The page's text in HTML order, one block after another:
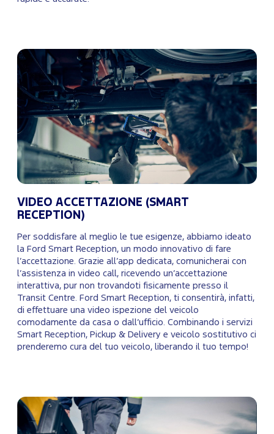
VIDEO ACCETTAZIONE (SMART
RECEPTION)
Per soddisfare al meglio le tue esigenze, abbiamo ideato
la Ford Smart Reception, un modo innovativo di fare
l’accettazione. Grazie all’app dedicata, comunicherai con
l’assistenza in video call, ricevendo un’accettazione
interattiva, pur non trovandoti fisicamente presso il
Transit Centre. Ford Smart Reception, ti consentirà, infatti,
di effettuare una video ispezione del veicolo
comodamente da casa o dall’ufficio. Combinando i servizi
Smart Reception, Pickup & Delivery e veicolo sostitutivo ci
prenderemo cura del tuo veicolo, liberando il tuo tempo!